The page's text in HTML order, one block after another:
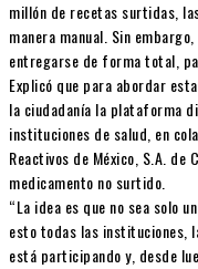
millón de recetas surtidas,
manera manual. Sin
entregarse de forma total,
Explicó que para abordar
la ciudadanía la plataforma
instituciones de salud, en
Reactivos de México, S.A.
medicamento no surtido.
“La idea es que no sea solo
esto todas las instituciones,
está participando y, desde